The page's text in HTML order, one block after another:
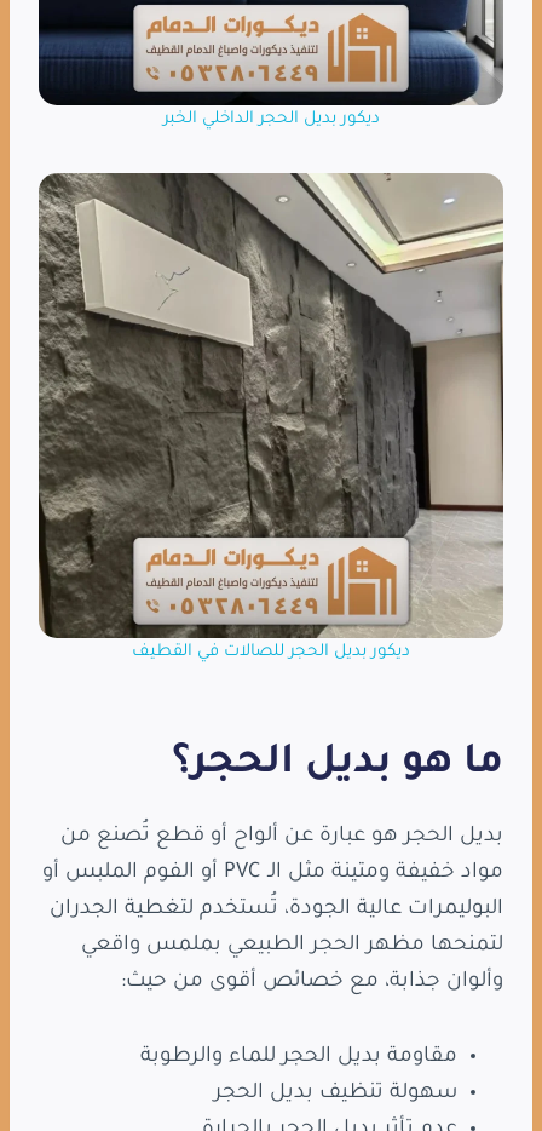
ديكور بديل الحجر الداخلي الخبر
ديكور بديل الحجر للصالات في القطيف
ما هو بديل الحجر؟
بديل الحجر هو عبارة عن ألواح أو قطع تُصنع من
مواد خفيفة ومتينة مثل الـ PVC أو الفوم الملبس أو
البوليمرات عالية الجودة، تُستخدم لتغطية الجدران
لتمنحها مظهر الحجر الطبيعي بملمس واقعي
وألوان جذابة، مع خصائص أقوى من حيث:
مقاومة بديل الحجر للماء والرطوبة
سهولة تنظيف بديل الحجر